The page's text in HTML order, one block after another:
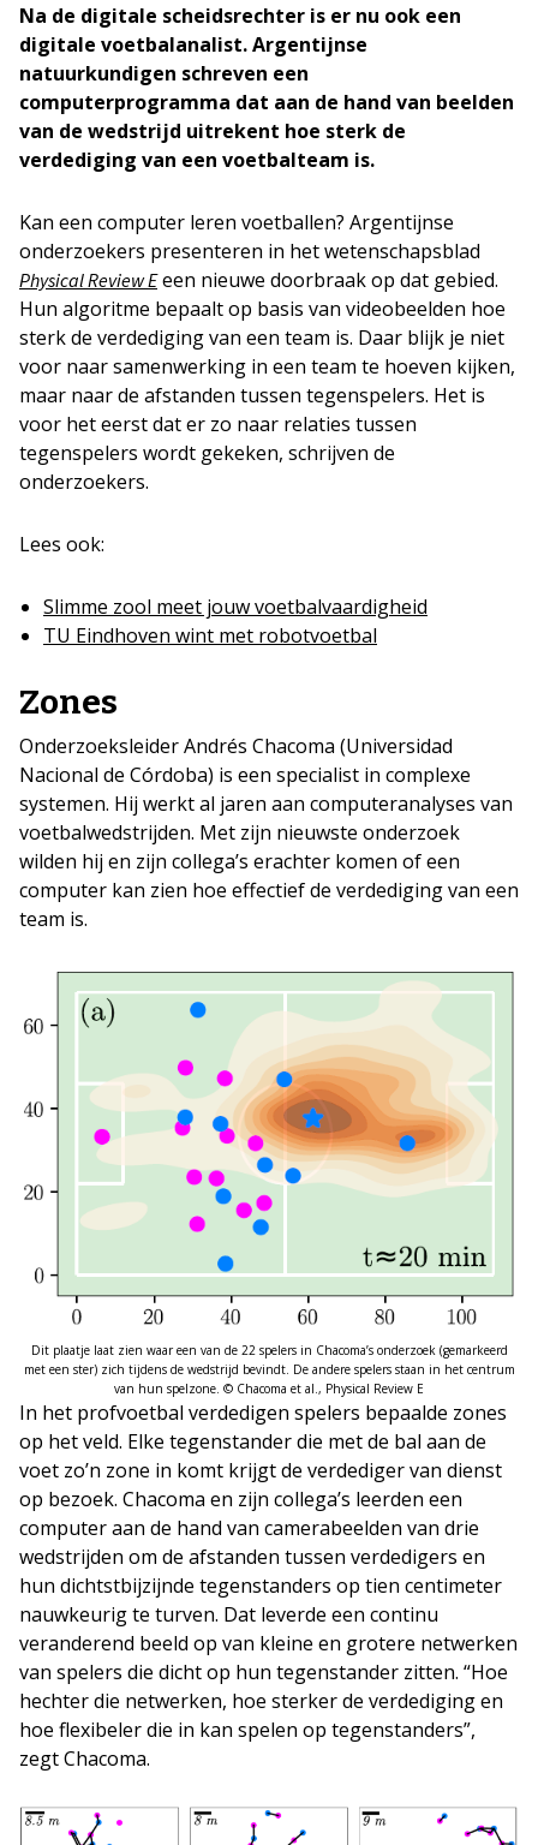
Na de digitale scheidsrechter is er nu ook een
digitale voetbalanalist. Argentijnse
natuurkundigen schreven een
computerprogramma dat aan de hand van beelden
van de wedstrijd uitrekent hoe sterk de
verdediging van een voetbalteam is.
Kan een computer leren voetballen? Argentijnse
onderzoekers presenteren in het wetenschapsblad
Physical Review Eeen nieuwe doorbraak op dat gebied.
Hun algoritme bepaalt op basis van videobeelden hoe
sterk de verdediging van een team is. Daar blijk je niet
voor naar samenwerking in een team te hoeven kijken,
maar naar de afstanden tussen tegenspelers. Het is
voor het eerst dat er zo naar relaties tussen
tegenspelers wordt gekeken, schrijven de
onderzoekers.
Lees ook:
Slimme zool meet jouw voetbalvaardigheid
TU Eindhoven wint met robotvoetbal
Zones
Onderzoeksleider Andrés Chacoma (Universidad
Nacional de Córdoba) is een specialist in complexe
systemen. Hij werkt al jaren aan computeranalyses van
voetbalwedstrijden. Met zijn nieuwste onderzoek
wilden hij en zijn collega’s erachter komen of een
computer kan zien hoe effectief de verdediging van een
team is.
Dit plaatje laat zien waar een van de 22 spelers in Chacoma’s onderzoek (gemarkeerd
met een ster) zich tijdens de wedstrijd bevindt. De andere spelers staan in het centrum
van hun spelzone. © Chacoma et al., Physical Review E
In het profvoetbal verdedigen spelers bepaalde zones
op het veld. Elke tegenstander die met de bal aan de
voet zo’n zone in komt krijgt de verdediger van dienst
op bezoek. Chacoma en zijn collega’s leerden een
computer aan de hand van camerabeelden van drie
wedstrijden om de afstanden tussen verdedigers en
hun dichtstbijzijnde tegenstanders op tien centimeter
nauwkeurig te turven. Dat leverde een continu
veranderend beeld op van kleine en grotere netwerken
van spelers die dicht op hun tegenstander zitten. “Hoe
hechter die netwerken, hoe sterker de verdediging en
hoe flexibeler die in kan spelen op tegenstanders”,
zegt Chacoma.